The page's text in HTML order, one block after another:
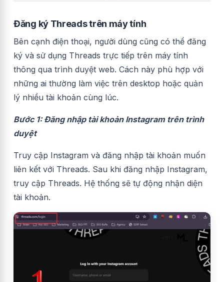
Đăng ký Threads trên máy tính
Bên cạnh điện thoại, người dùng cũng có thể đăng
ký và sử dụng Threads trực tiếp trên máy tính
thông qua trình duyệt web. Cách này phù hợp với
những ai thường làm việc trên desktop hoặc quản
lý nhiều tài khoản cùng lúc.
Bước 1: Đăng nhập tài khoản Instagram trên trình
duyệt
Truy cập Instagram và đăng nhập tài khoản muốn
liên kết với Threads. Sau khi đăng nhập Instagram,
truy cập Threads. Hệ thống sẽ tự động nhận diện
tài khoản.